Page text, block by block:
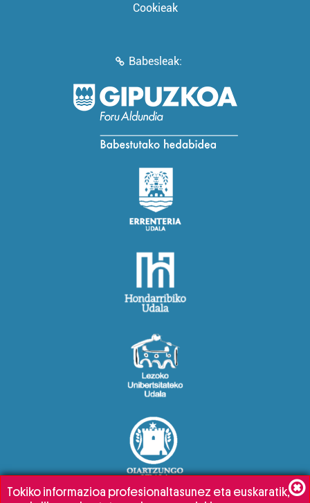
Cookieak
Babesleak:
Tokiko informazioa profesionaltasunez eta euskaratik,